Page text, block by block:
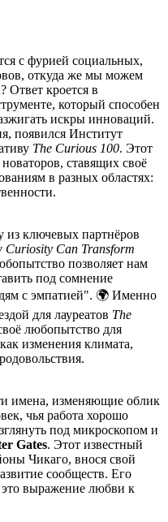
с фурией социальных,
откуда же мы можем
Ответ кроется в
который способен
искры инноваций.
появился Институт
The Curious 100. Этот
ставящих своё
в разных областях:
из ключевых партнёров
Curiosity Can Transform
позволяет нам
под сомнение
с эмпатией". 🌍 Именно
для лауреатов The
любопытство для
изменения климата,
имена, изменяющие облик
чья работа хорошо
под микроскопом и
Gates. Этот известный
Чикаго, внося свой
сообществ. Его
это выражение любви к